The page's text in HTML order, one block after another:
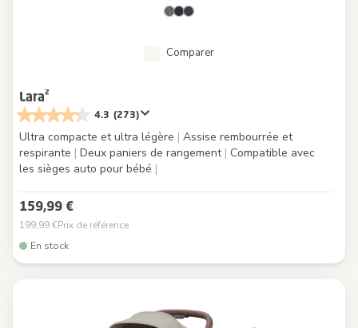
Comparer
Lara²
4.3 (273)
Ultra compacte et ultra légère | Assise rembourrée et
respirante | Deux paniers de rangement | Compatible avec
les sièges auto pour bébé |
159,99 €
199,99 €Prix de référence
En stock